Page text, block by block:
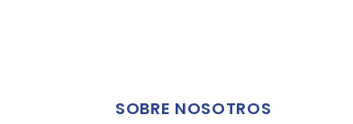
SOBRE NOSOTROS